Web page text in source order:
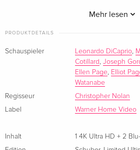
Limited Edition, Steelbook, 4K Ultra HD + 2
Französisch
Limited Edition, Steelbook, 4K Ultra HD + 2
Italienisch
Mehr lesen
soll er aber keine Idee stehlen,
Unterbewusstsein eines Opfers
gelingen, wäre es das perfekte
PRODUKTDETAILS
Schauspieler Leonardo DiCaprio,
Cotillard , Joseph
Ellen Page, Elliot
Watanabe
Regisseur
Christopher Nolan
Label
Warner Home Video
Inhalt
1 4K Ultra HD + 2